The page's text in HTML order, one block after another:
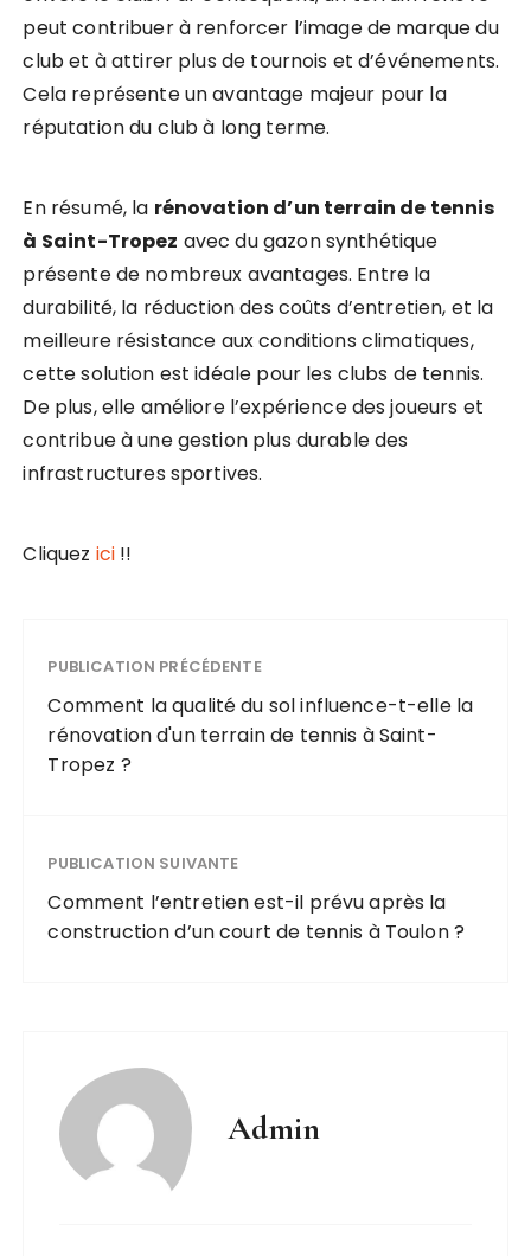
peut contribuer à renforcer l’image de marque du
club et à attirer plus de tournois et d’événements.
Cela représente un avantage majeur pour la
réputation du club à long terme.
En résumé, la rénovation d’un terrain de tennis
à Saint-Tropez avec du gazon synthétique
présente de nombreux avantages. Entre la
durabilité, la réduction des coûts d’entretien, et la
meilleure résistance aux conditions climatiques,
cette solution est idéale pour les clubs de tennis.
De plus, elle améliore l’expérience des joueurs et
contribue à une gestion plus durable des
infrastructures sportives.
Cliquez ici !!
PUBLICATION PRÉCÉDENTE
Comment la qualité du sol influence-t-elle la
rénovation d'un terrain de tennis à Saint-
Tropez ?
PUBLICATION SUIVANTE
Comment l’entretien est-il prévu après la
construction d’un court de tennis à Toulon ?
Admin